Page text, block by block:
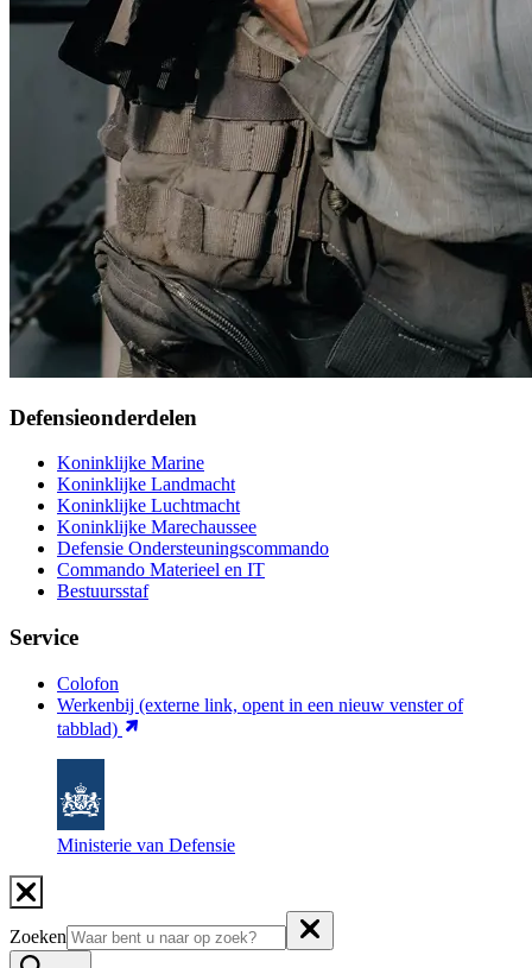
Defensieonderdelen
Koninklijke Marine
Koninklijke Landmacht
Koninklijke Luchtmacht
Koninklijke Marechaussee
Defensie Ondersteuningscommando
Commando Materieel en IT
Bestuursstaf
Service
Colofon
Werkenbij (externe link, opent in een nieuw venster of
tabblad)
Ministerie van Defensie
Zoeken